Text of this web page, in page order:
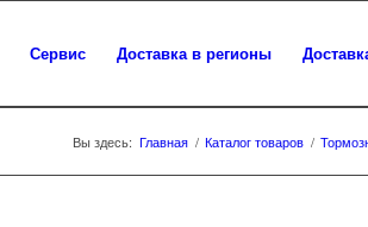
Сервис Доставка в регионы
Вы здесь: Главная / Каталог товаров /